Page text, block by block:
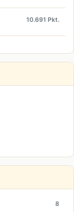
10.691 Pkt.
8